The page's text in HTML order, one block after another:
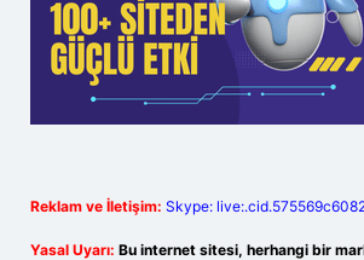
Reklam ve İletişim: Skype:
Yasal Uyarı: Bu internet sitesi, herhangi bir